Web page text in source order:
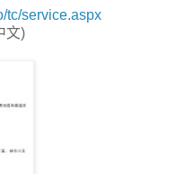
tc/service.aspx
文)